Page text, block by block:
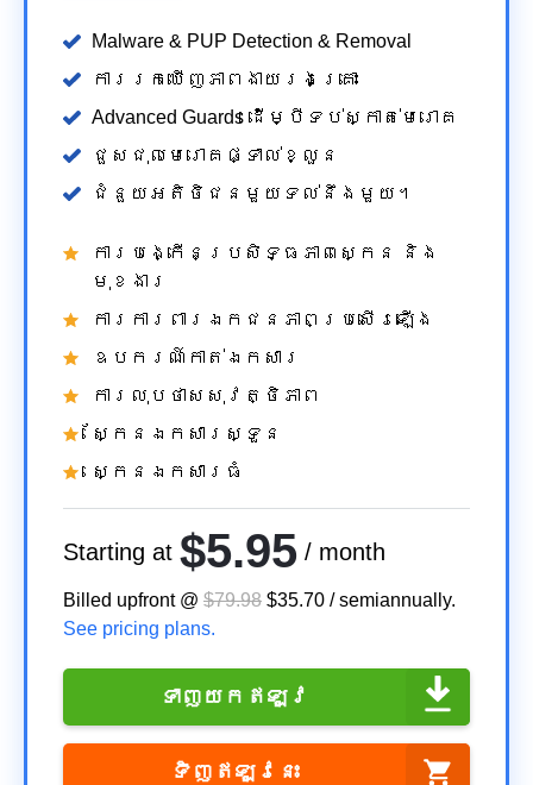
Malware & PUP Detection & Removal
ការរកឃើញភាពងាយរងគ្រោះ
Advanced Guards ដើម្បីទប់ស្កាត់មេរោគ
ជួសជុលមេរោគផ្ទាល់ខ្លួន
ជំនួយអតិថិជនមួយទល់នឹងមួយ។
ការបង្កើនប្រសិទ្ធភាពស្កេន និង
មុខងារ
ការការពារឯកជនភាពប្រសើរឡើង
ឧបករណ៍កាត់ឯកសារ
ការលុបថាសសុវត្ថិភាព
ស្កែនឯកសារស្ទួន
ស្កេនឯកសារធំ
Starting at $5.95 / month
Billed upfront @ $79.98 $35.70 /semiannually.
See pricing plans.
ទាញ​យក​ឥឡូវ
ទិញ​ឥឡូវនេះ